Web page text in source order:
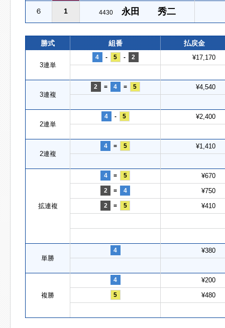
６ 1 4430 永田 秀二
勝式 組番 払戻金
3連単
4 - 5 - 2 ¥17,170
3連複
2 = 4 = 5 ¥4,540
2連単
4 - 5 ¥2,400
2連複
4 = 5 ¥1,410
拡連複
4 = 5 ¥670
2 = 4 ¥750
2 = 5 ¥410
単勝
4 ¥380
複勝
4 ¥200
5 ¥480